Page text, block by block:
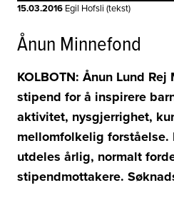
15.03.2016 Egil Hofsli (tekst)
Ånun Minnefond
KOLBOTN: Ånun Lund
stipend for å inspirere
aktivitet, nysgjerrighet,
mellomfolkelig
utdeles årlig, normalt
stipendmottakere.